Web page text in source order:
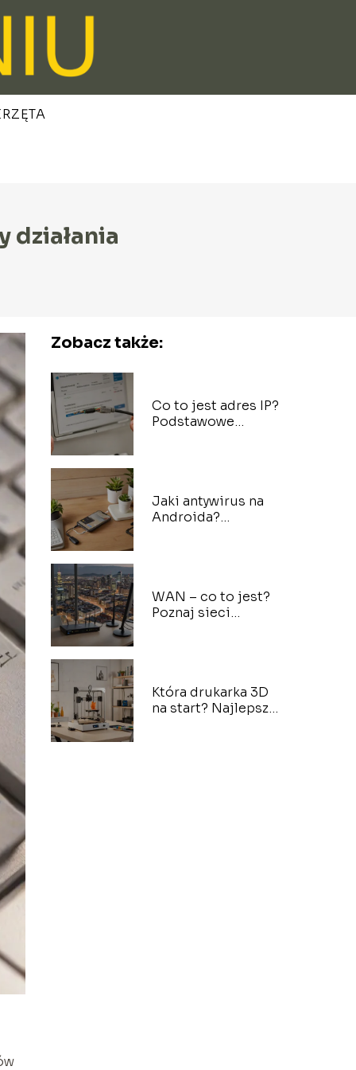
działania
Zobacz także:
Co to jest adres IP?
Podstawowe
Jaki antywirus na
Androida?
WAN – co to jest?
Poznaj sieci
Która drukarka 3D
na start? Najlepsze